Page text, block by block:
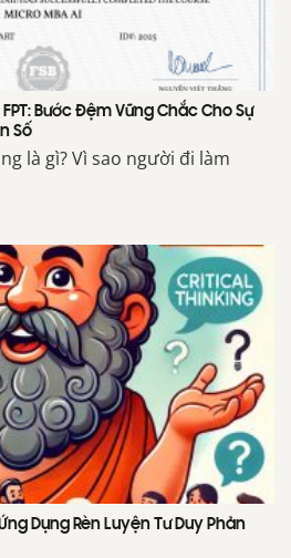
Bước Đệm Vững Chắc Cho Sự
Số
là gì? Vì sao người đi làm
Dụng Rèn Luyện Tư Duy Phản